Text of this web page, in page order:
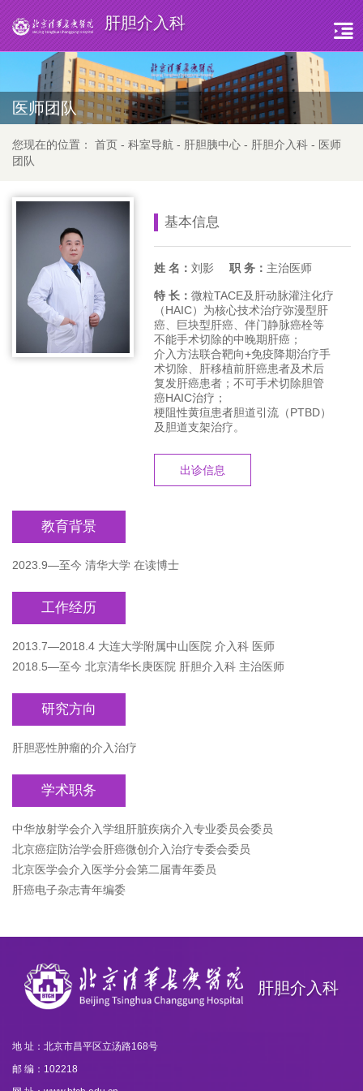
肝胆介入科
医师团队
您现在的位置： 首页 - 科室导航 - 肝胆胰中心 - 肝胆介入科 - 医师
团队
基本信息
姓 名： 刘影 职 务： 主治医师
特 长： 微粒TACE及肝动脉灌注化疗
（HAIC）为核心技术治疗弥漫型肝
癌、巨块型肝癌、伴门静脉癌栓等
不能手术切除的中晚期肝癌；
介入方法联合靶向+免疫降期治疗手
术切除、肝移植前肝癌患者及术后
复发肝癌患者；不可手术切除胆管
癌HAIC治疗；
梗阻性黄疸患者胆道引流（PTBD）
及胆道支架治疗。
出诊信息
教育背景
2023.9—至今 清华大学 在读博士
工作经历
2013.7—2018.4 大连大学附属中山医院 介入科 医师
2018.5—至今 北京清华长庚医院 肝胆介入科 主治医师
研究方向
肝胆恶性肿瘤的介入治疗
学术职务
中华放射学会介入学组肝脏疾病介入专业委员会委员
北京癌症防治学会肝癌微创介入治疗专委会委员
北京医学会介入医学分会第二届青年委员
肝癌电子杂志青年编委
肝胆介入科
地 址：北京市昌平区立汤路168号
邮 编：102218